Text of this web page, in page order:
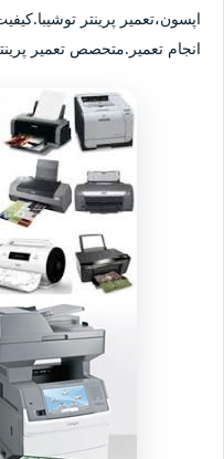
اپسون،تعمیر پرینتر
انجام تعمیر.متحصص تعمیر